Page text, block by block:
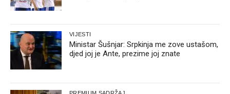
VIJESTI
Ministar Šušnjar: Srpkinja me zove ustašom,
djed joj je Ante, prezime joj znate